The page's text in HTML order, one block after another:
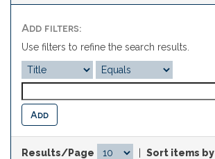
Add filters:
Use filters to refine the search results.
Results/Page
Sort items by